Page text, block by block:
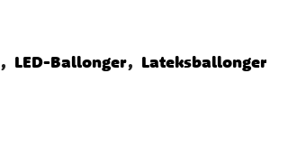
LED-Ballonger Lateksballonger